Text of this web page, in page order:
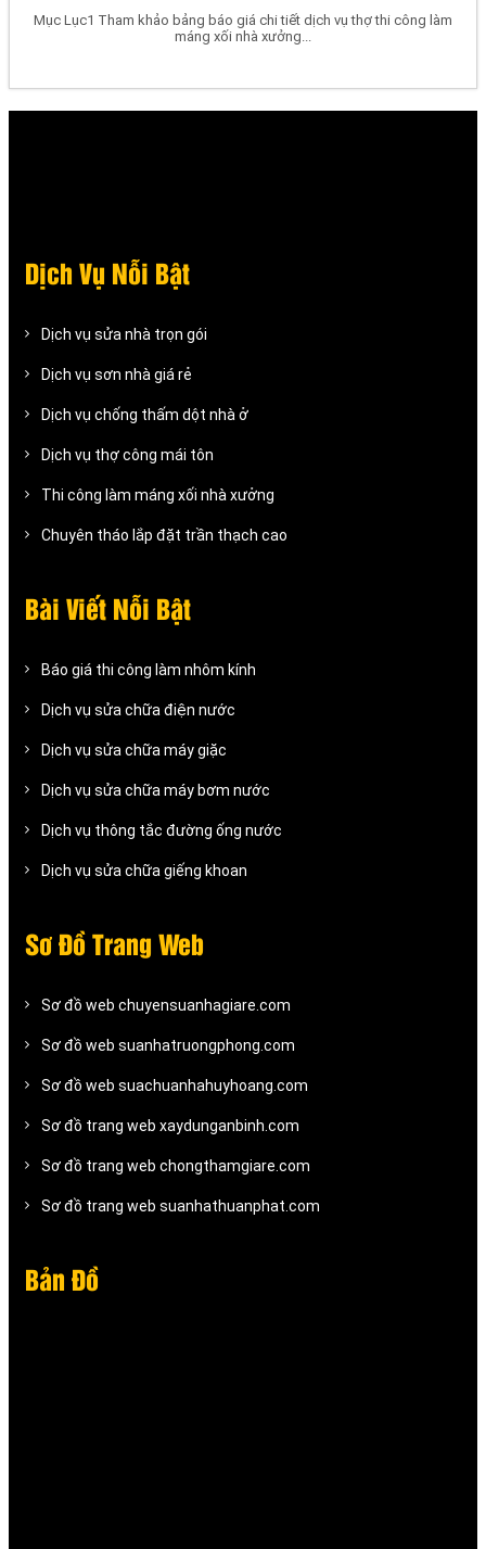
Mục Lục1 Tham khảo bảng báo giá chi tiết dịch vụ thợ thi công làm
máng xối nhà xưởng...
Dịch Vụ Nỗi Bật
Dịch vụ sửa nhà trọn gói
Dịch vụ sơn nhà giá rẻ
Dịch vụ chống thấm dột nhà ở
Dịch vụ thợ công mái tôn
Thi công làm máng xối nhà xưởng
Chuyên tháo lắp đặt trần thạch cao
Bài Viết Nỗi Bật
Báo giá thi công làm nhôm kính
Dịch vụ sửa chữa điện nước
Dịch vụ sửa chữa máy giặc
Dịch vụ sửa chữa máy bơm nước
Dịch vụ thông tắc đường ống nước
Dịch vụ sửa chữa giếng khoan
Sơ Đồ Trang Web
Sơ đồ web chuyensuanhagiare.com
Sơ đồ web suanhatruongphong.com
Sơ đồ web suachuanhahuyhoang.com
Sơ đồ trang web xaydunganbinh.com
Sơ đồ trang web chongthamgiare.com
Sơ đồ trang web suanhathuanphat.com
Bản Đồ